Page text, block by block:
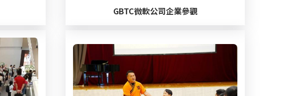
GBTC微軟公司企業參觀